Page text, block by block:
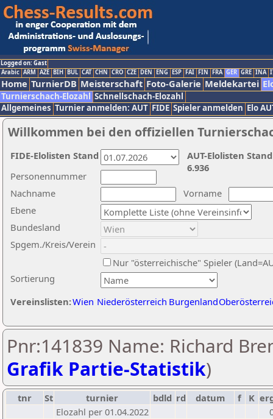
Logged on: Gast
Arabic ARM AZE BIH BUL CAT CHN CRO CZE DEN ENG ESP FAI FIN FRA GER GRE INA
Home TurnierDB Meisterschaft Foto-Galerie Meldekartei
Turnierschach-Elozahl Schnellschach-Elozahl
Allgemeines Turnier anmelden: AUT FIDE Spieler anmelden Elo
Willkommen bei den offiziellen
Nachname
Vorname
Ebene
Sortierung
Personennummer
Bundesland
Spgem./Kreis/Verein
Nur "österreichische" Spieler
Vereinslisten:Wien Niederösterreich Burgenland
AUT-Elolisten
6.936
FIDE-Elolisten Stand
Pnr:141839 Name: Richard
Grafik Partie-Statistik)
tnr St turnier bdld rd datum f K
Elozahl per 01.04.2022